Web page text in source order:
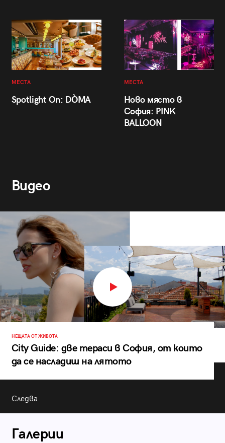
МЕСТА
Spotlight On: DÒMA
МЕСТА
Ново място в
София: PINK
BALLOON
Видео
НЕЩАТА ОТ ЖИВОТА
City Guide: две тераси в София, от които
да се насладиш на лятото
Следва
Галерии